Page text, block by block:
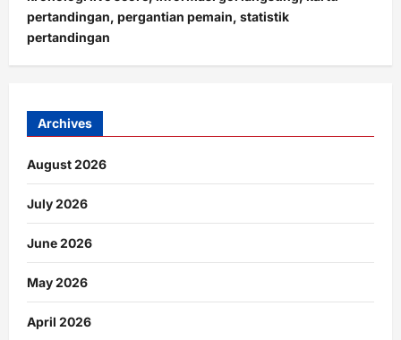
pertandingan, pergantian pemain, statistik
pertandingan
Archives
August 2026
July 2026
June 2026
May 2026
April 2026